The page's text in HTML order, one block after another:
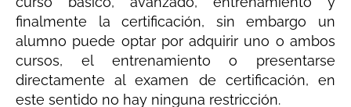
finalmente la certificación, sin embargo un
alumno puede optar por adquirir uno o ambos
cursos, el entrenamiento o presentarse
directamente al examen de certificación, en
este sentido no hay ninguna restricción.